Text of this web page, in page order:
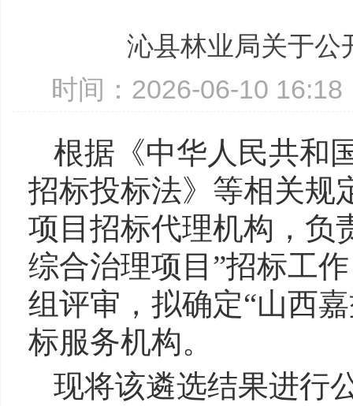
沁县林业局关于公
时间：2026-06-10
根据《中华人民共和
招标投标法》等相关规
项目招标代理机构，负
综合治理项目”招标工
组评审，拟确定“山西
标服务机构。
现将该遴选结果进行